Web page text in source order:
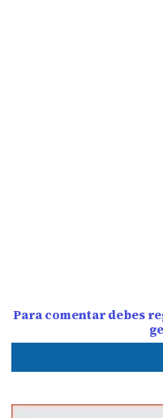
Para comentar debes